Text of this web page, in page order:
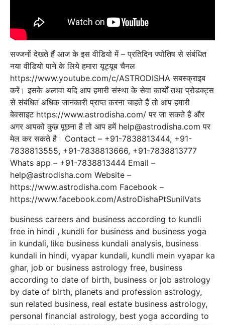
सज्जनों देखते हैं आज के इस वीडियो में – प्रतिदिन ज्योतिष से संबंधित
नया वीडियो पाने के लिये हमारा यूट्यूब चैनल
https://www.youtube.com/c/ASTRODISHA सबस्क्राइब
करें। इसके अलावा यदि आप हमारी संस्था के सेवा कार्यों तथा प्रोडक्ट्स
से संबंधित अधिक जानकारी प्राप्त करना चाहते हैं तो आप हमारी
बेवसाइट https://www.astrodisha.com/ पर जा सकते हैं और
अगर आपको कुछ पूछना है तो आप हमें help@astrodisha.com पर
मेल कर सकते है। Contact – +91-7838813444, +91-
7838813555, +91-7838813666, +91-7838813777
Whats app – +91-7838813444 Email –
help@astrodisha.com Website –
https://www.astrodisha.com Facebook –
https://www.facebook.com/AstroDishaPtSunilVats
business careers and business according to kundli
free in hindi , kundli for business and business yoga
in kundali, like business kundali analysis, business
kundali in hindi, vyapar kundali, kundli mein vyapar ka
ghar, job or business astrology free, business
according to date of birth, business or job astrology
by date of birth, planets and profession astrology,
sun related business, real estate business astrology,
personal financial astrology, best yoga according to